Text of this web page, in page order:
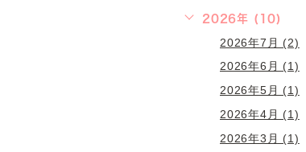
2026年 (10)
2026年7月 (2)
2026年6月 (1)
2026年5月 (1)
2026年4月 (1)
2026年3月 (1)